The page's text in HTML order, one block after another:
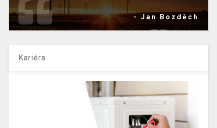
- Jan Bozděch
Kariéra